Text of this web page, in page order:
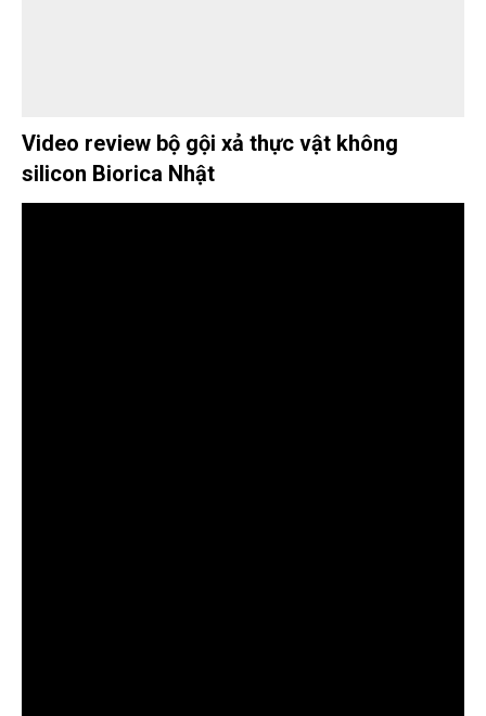
Video review bộ gội xả thực vật không
silicon Biorica Nhật